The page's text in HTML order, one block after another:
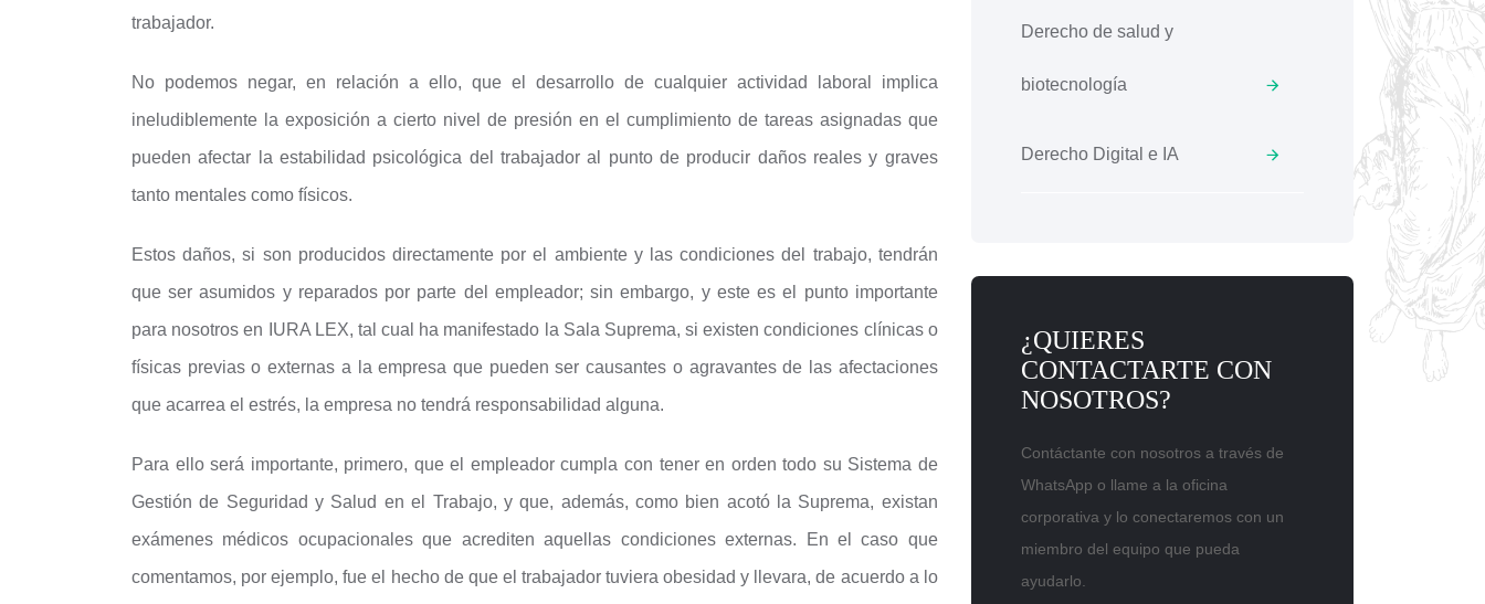
trabajador.
No podemos negar, en relación a ello, que el desarrollo de cualquier actividad laboral implica
ineludiblemente la exposición a cierto nivel de presión en el cumplimiento de tareas asignadas que
pueden afectar la estabilidad psicológica del trabajador al punto de producir daños reales y graves
tanto mentales como físicos.
Estos daños, si son producidos directamente por el ambiente y las condiciones del trabajo, tendrán
que ser asumidos y reparados por parte del empleador; sin embargo, y este es el punto importante
para nosotros en IURA LEX, tal cual ha manifestado la Sala Suprema, si existen condiciones clínicas o
físicas previas o externas a la empresa que pueden ser causantes o agravantes de las afectaciones
que acarrea el estrés, la empresa no tendrá responsabilidad alguna.
Para ello será importante, primero, que el empleador cumpla con tener en orden todo su Sistema de
Gestión de Seguridad y Salud en el Trabajo, y que, además, como bien acotó la Suprema, existan
exámenes médicos ocupacionales que acrediten aquellas condiciones externas. En el caso que
comentamos, por ejemplo, fue el hecho de que el trabajador tuviera obesidad y llevara, de acuerdo a lo
Derecho de salud y
biotecnología
Derecho Digital e IA
¿QUIERES
CONTACTARTE CON
NOSOTROS?
Contáctante con nosotros a través de
WhatsApp o llame a la oficina
corporativa y lo conectaremos con un
miembro del equipo que pueda
ayudarlo.